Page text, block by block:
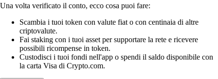
Una volta verificato il conto, ecco cosa puoi fare:
Scambia i tuoi token con valute fiat o con centinaia di altre
criptovalute.
Fai staking con i tuoi asset per supportare la rete e ricevere
possibili ricompense in token.
Custodisci i tuoi fondi nell'app o spendi il saldo disponibile con
la carta Visa di Crypto.com.